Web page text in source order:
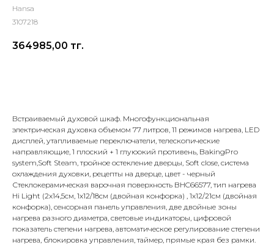
Hansa
3107218
364985,00 тг.
Встраиваемый духовой шкаф. Многофункциональная
электрическая духовка объемом 77 литров, 11 режимов нагрева, LED
дисплей, утапливаемые переключатели, телескопические
направляющие, 1 плоский + 1 глуюокий противень, BakingPro
system,Soft Steam, тройное остекление дверцы, Soft close, система
охлаждения духовки, рецепты на дверце, цвет - черный
Стеклокерамическая варочная поверхность BHC66577, тип нагрева
Hi Light (2x14,5см, 1x12/18cм (двойная конфорка) , 1x12/21cм (двойная
конфорка), сенсорная панель управления, две двойные зоны
нагрева разного диаметра, световые индикаторы, цифровой
показатель степени нагрева, автоматическое регулирование степени
нагрева, блокировка управления, таймер, прямые края без рамки.